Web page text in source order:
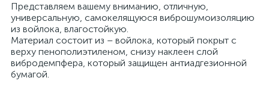
Представляем вашему вниманию, отличную,
универсальную, самокелящуюся виброшумоизоляцию
из войлока, влагостойкую.
Материал состоит из – войлока, который покрыт с
верху пенополиэтиленом, снизу наклеен слой
вибродемпфера, который защищен антиадгезионной
бумагой.